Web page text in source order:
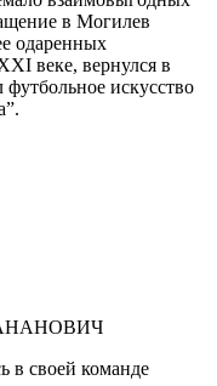
в Могилев
одаренных
веке, вернулся в
футбольное искусство
в своей команде